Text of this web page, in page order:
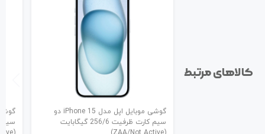
کالاهای مرتبط
گوشی موبایل اپل مدل iPhone 15 دو
سیم کارت ظرفیت 256/6 گیگابایت